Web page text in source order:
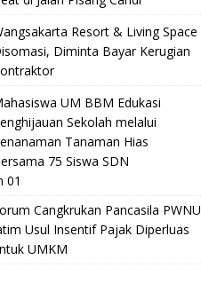
Resort & Living Space
Diminta Bayar Kerugian
UM BBM Edukasi
Sekolah melalui
Tanaman Hias
75 Siswa SDN
01
Cangkrukan Pancasila PWNU
Usul Insentif Pajak Diperluas
UMKM